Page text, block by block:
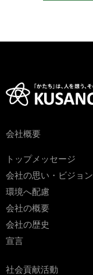
会社概要
トップメッセージ
会社の思い・ビジョン
環境へ配慮
会社の概要
会社の歴史
宣言
社会貢献活動